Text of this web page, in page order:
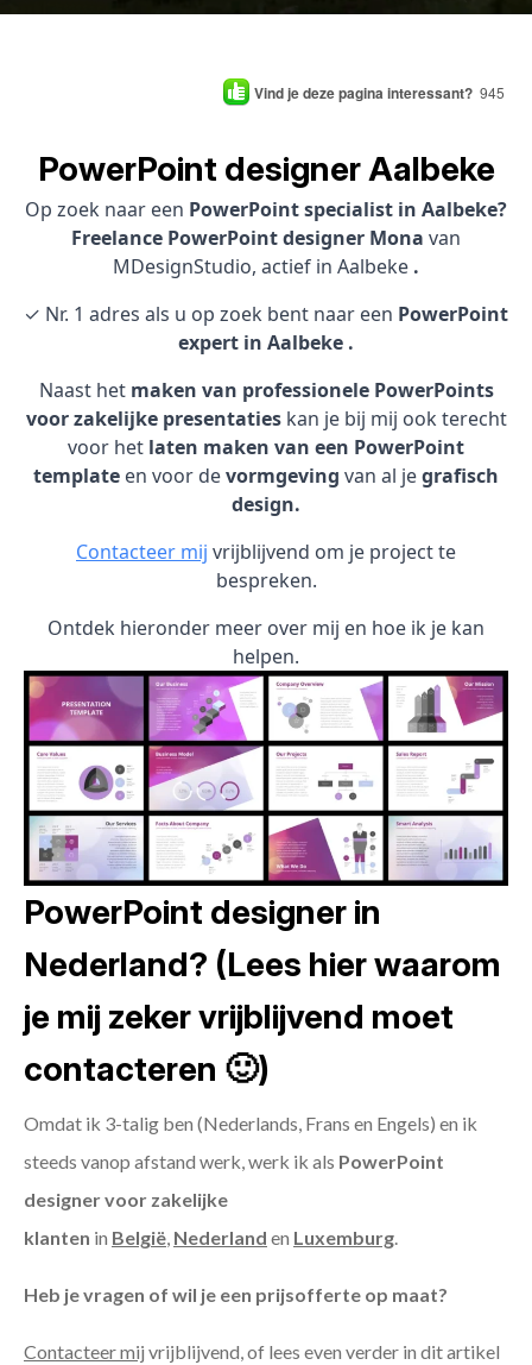
Vind je deze pagina interessant? 945
PowerPoint designer Aalbeke
Op zoek naar een PowerPoint specialist in Aalbeke?
Freelance PowerPoint designer Mona van
MDesignStudio, actief in Aalbeke .
✓ Nr. 1 adres als u op zoek bent naar een PowerPoint
expert in Aalbeke .
Naast het maken van professionele PowerPoints
voor zakelijke presentatieskan je bij mij ook terecht
voor het laten maken van een PowerPoint
template en voor devormgeving van al jegrafisch
design.
Contacteer mij vrijblijvend om je project te
bespreken.
Ontdek hieronder meer over mij en hoe ik je kan
helpen.
PowerPoint designer in
Nederland? (Lees hier waarom
je mij zeker vrijblijvend moet
contacteren 🙂)
Omdat ik 3-talig ben (Nederlands, Frans en Engels) en ik
steeds vanop afstand werk, werk ik als PowerPoint
designer voor zakelijke
klanten in België, Nederland en Luxemburg.
Heb je vragen of wil je een prijsofferte op maat?
Contacteer mij vrijblijvend, of lees even verder in dit artikel